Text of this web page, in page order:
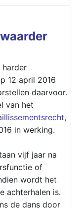
harder
12 april 2016
daarvoor.
van het
,
in werking.
vijf jaar na
of
wordt het
achterhalen is.
de dans door